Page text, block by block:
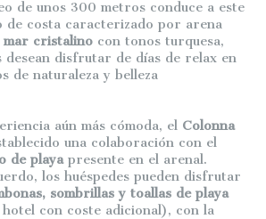
de unos 300 metros conduce a este
de costa caracterizado por arena
mar cristalino con tonos turquesa,
desean disfrutar de días de relax en
de naturaleza y belleza
aún más cómoda, el Colonna
una colaboración con el
de playapresente en el arenal.
los huéspedes pueden disfrutar
sombrillas y toallas de playa
con coste adicional), con la